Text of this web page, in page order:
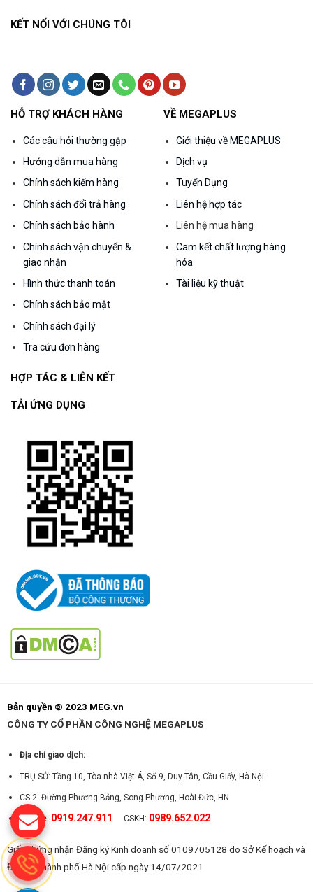
KẾT NỐI VỚI CHÚNG TÔI
HỖ TRỢ KHÁCH HÀNG
Các câu hỏi thường gặp
Hướng dẫn mua hàng
Chính sách kiểm hàng
Chính sách đổi trả hàng
Chính sách bảo hành
Chính sách vận chuyển &
giao nhận
Hình thức thanh toán
Chính sách bảo mật
Chính sách đại lý
Tra cứu đơn hàng
VỀ MEGAPLUS
Giới thiệu về MEGAPLUS
Dịch vụ
Tuyển Dụng
Liên hệ hợp tác
Liên hệ mua hàng
Cam kết chất lượng hàng
hóa
Tài liệu kỹ thuật
HỢP TÁC & LIÊN KẾT
TẢI ỨNG DỤNG
Bản quyền © 2023 MEG.vn
CÔNG TY CỔ PHẦN CÔNG NGHỆ MEGAPLUS
Địa chỉ giao dịch:
TRỤ SỞ: Tầng 10, Tòa nhà Việt Á, Số 9, Duy Tân, Cầu Giấy, Hà Nội
CS 2: Đường Phương Bảng, Song Phương, Hoài Đức, HN
Hotline: 0919.247.911 CSKH: 0989.652.022
Giấy chứng nhận Đăng ký Kinh doanh số 0109705128 do Sở Kế hoạch và
Đầu tư Thành phố Hà Nội cấp ngày 14/07/2021